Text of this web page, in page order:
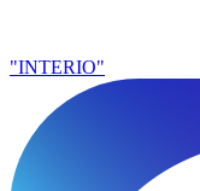
"INTERIO"